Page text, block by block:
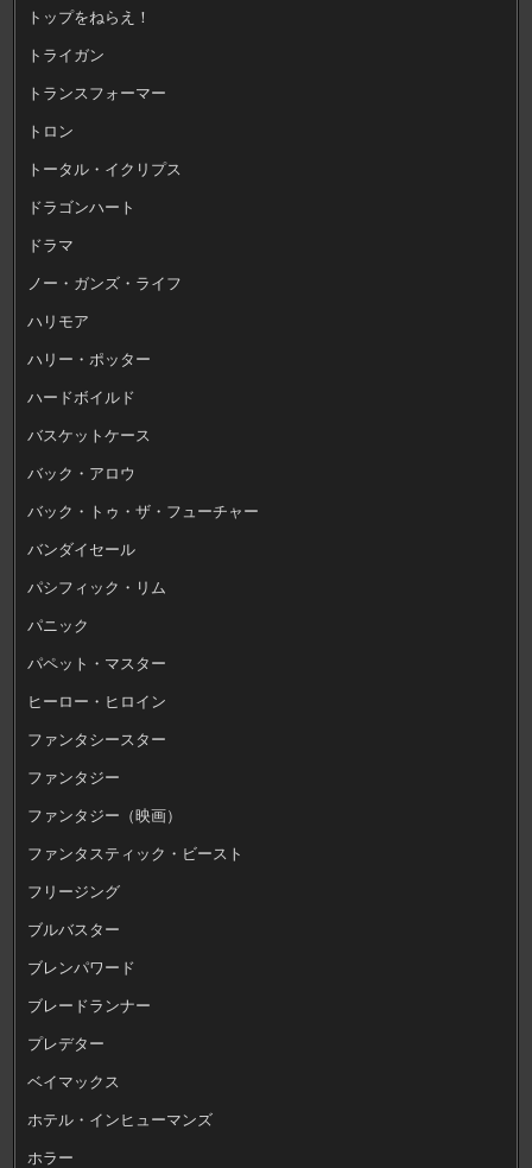
トップをねらえ！
トライガン
トランスフォーマー
トロン
トータル・イクリプス
ドラゴンハート
ドラマ
ノー・ガンズ・ライフ
ハリモア
ハリー・ポッター
ハードボイルド
バスケットケース
バック・アロウ
バック・トゥ・ザ・フューチャー
バンダイセール
パシフィック・リム
パニック
パペット・マスター
ヒーロー・ヒロイン
ファンタシースター
ファンタジー
ファンタジー（映画）
ファンタスティック・ビースト
フリージング
ブルバスター
ブレンパワード
ブレードランナー
プレデター
ベイマックス
ホテル・インヒューマンズ
ホラー